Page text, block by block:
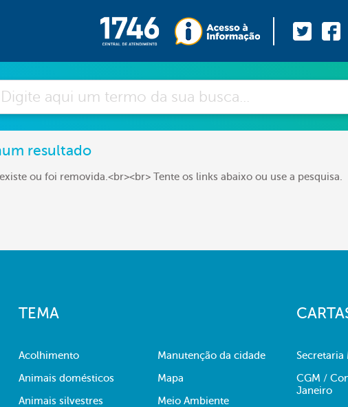
resultado
ou foi removida.<br><br> Tente os links abaixo ou use a pesquisa.
TEMA
Acolhimento
Animais domésticos
Animais silvestres
Manutenção da cidade
Mapa
Meio Ambiente
Secretaria
CGM /
Janeiro